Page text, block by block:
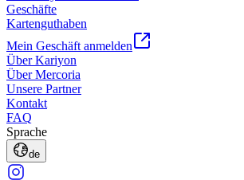
Geschäfte
Kartenguthaben
Mein Geschäft anmelden
Über Kariyon
Über Mercoria
Unsere Partner
Kontakt
FAQ
Sprache
de